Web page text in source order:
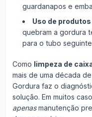
guardanapos e
Uso de
quebram a gordura
para o tubo
Como limpeza de
mais de uma década
Gordura faz o
solução. Em muitos
apenasmanutenção